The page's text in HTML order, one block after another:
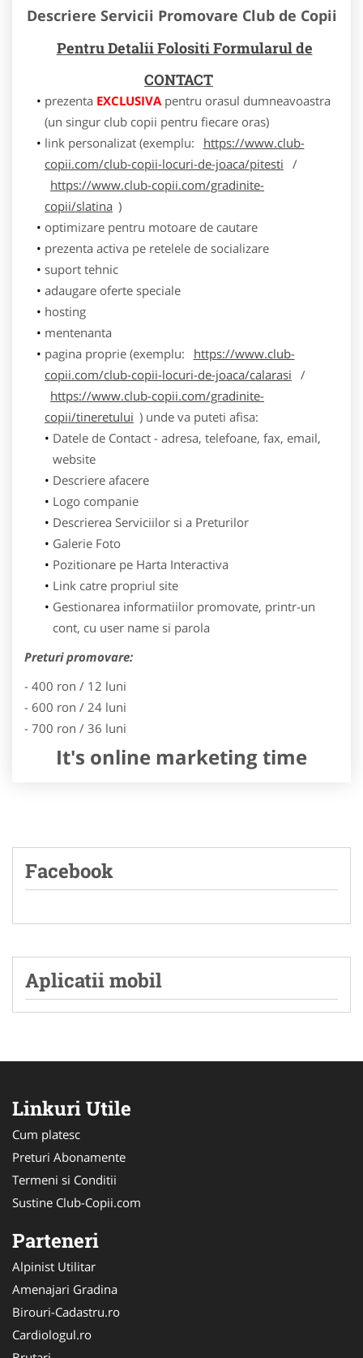
Descriere Servicii Promovare Club de Copii
Pentru Detalii Folositi Formularul de
CONTACT
prezenta EXCLUSIVApentru orasul dumneavoastra
(un singur club copii pentru fiecare oras)
link personalizat (exemplu:
https://www.club-
copii.com/club-copii-locuri-de-joaca/pitesti /
https://www.club-copii.com/gradinite-
copii/slatina )
optimizare pentru motoare de cautare
prezenta activa pe retelele de socializare
suport tehnic
adaugare oferte speciale
hosting
mentenanta
pagina proprie (exemplu:
https://www.club-
copii.com/club-copii-locuri-de-joaca/calarasi /
https://www.club-copii.com/gradinite-
copii/tineretului ) unde va puteti afisa:
Datele de Contact - adresa, telefoane, fax, email,
website
Descriere afacere
Logo companie
Descrierea Serviciilor si a Preturilor
Galerie Foto
Pozitionare pe Harta Interactiva
Link catre propriul site
Gestionarea informatiilor promovate, printr-un
cont, cu user name si parola
Preturi promovare:
- 400 ron / 12 luni
- 600 ron / 24 luni
- 700 ron / 36 luni
It's online marketing time
Facebook
Aplicatii mobil
Linkuri Utile
Cum platesc
Preturi Abonamente
Termeni si Conditii
Sustine Club-Copii.com
Parteneri
Alpinist Utilitar
Amenajari Gradina
Birouri-Cadastru.ro
Cardiologul.ro